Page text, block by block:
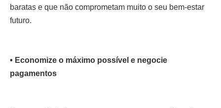
baratas e que não comprometam muito o seu bem-estar
futuro.
• Economize o máximo possível e negocie
pagamentos